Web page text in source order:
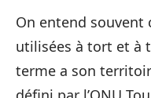
On entend souvent
utilisées à tort et à
terme a son